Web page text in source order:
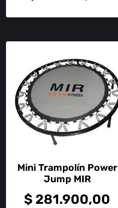
Mini Trampolín Power
Jump MIR
$ 281.900,00